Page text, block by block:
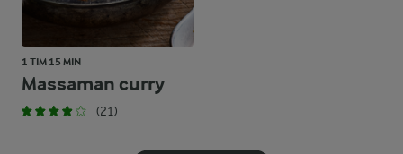
1 TIM 15 MIN
Massaman curry
(21)